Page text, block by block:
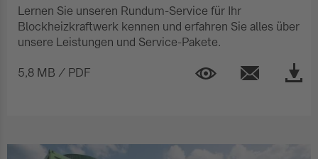
Lernen Sie unseren Rundum-Service für Ihr
Blockheizkraftwerk kennen und erfahren Sie alles über
unsere Leistungen und Service-Pakete.
5,8 MB / PDF